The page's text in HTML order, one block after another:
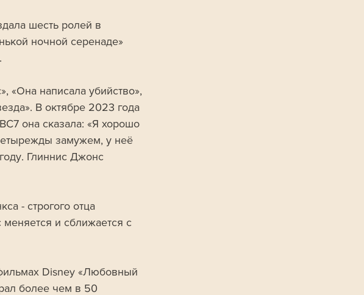
шесть ролей в
ночной серенаде»
«Она написала убийство»,
В октябре 2023 года
она сказала: «Я хорошо
замужем, у неё
Глиннис Джонс
- строгого отца
и сближается с
Disney «Любовный
более чем в 50